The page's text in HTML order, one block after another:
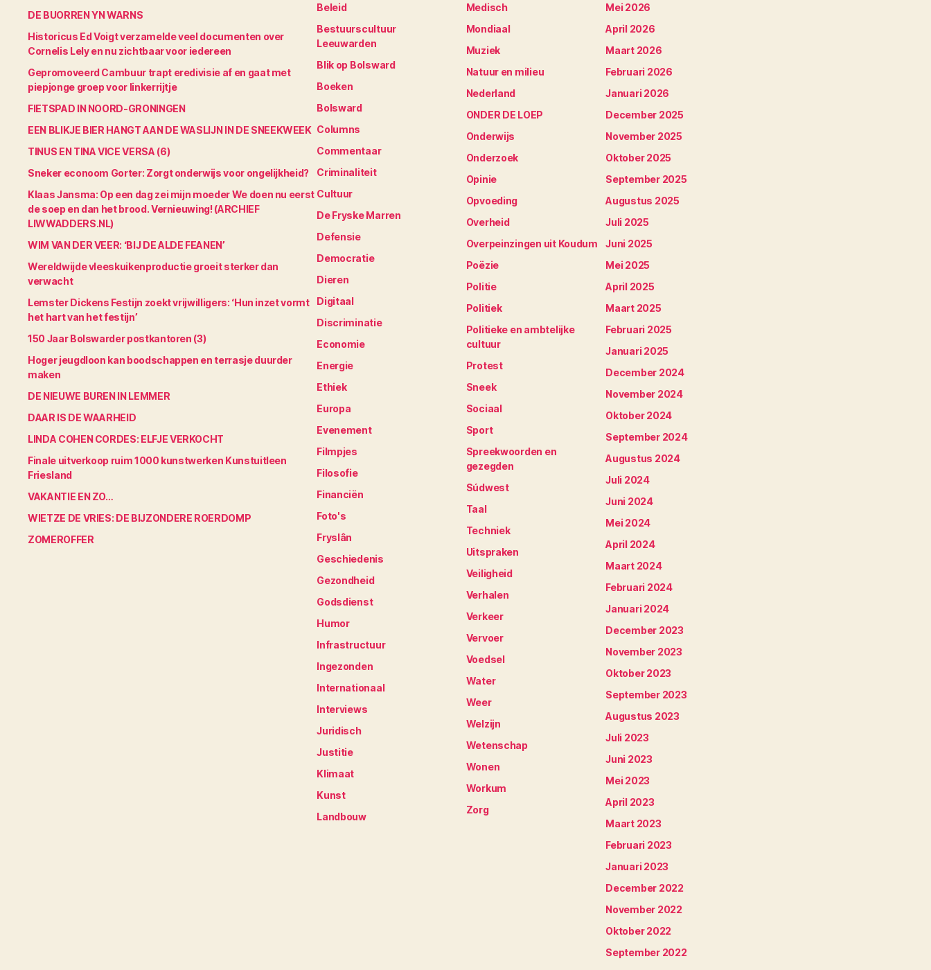
DE BUORREN YN WARNS
Historicus Ed Voigt verzamelde veel documenten over
Cornelis Lely en nu zichtbaar voor iedereen
Gepromoveerd Cambuur trapt eredivisie af en gaat met
piepjonge groep voor linkerrijtje
FIETSPAD IN NOORD-GRONINGEN
EEN BLIKJE BIER HANGT AAN DE WASLIJN IN DE SNEEKWEEK
TINUS EN TINA VICE VERSA (6)
Sneker econoom Gorter: Zorgt onderwijs voor ongelijkheid?
Klaas Jansma: Op een dag zei mijn moeder We doen nu eerst
de soep en dan het brood. Vernieuwing! (ARCHIEF
LIWWADDERS.NL)
WIM VAN DER VEER: ‘BIJ DE ALDE FEANEN’
Wereldwijde vleeskuikenproductie groeit sterker dan
verwacht
Lemster Dickens Festijn zoekt vrijwilligers: ‘Hun inzet vormt
het hart van het festijn’
150 Jaar Bolswarder postkantoren (3)
Hoger jeugdloon kan boodschappen en terrasje duurder
maken
DE NIEUWE BUREN IN LEMMER
DAAR IS DE WAARHEID
LINDA COHEN CORDES: ELFJE VERKOCHT
Finale uitverkoop ruim 1000 kunstwerken Kunstuitleen
Friesland
VAKANTIE EN ZO…
WIETZE DE VRIES: DE BIJZONDERE ROERDOMP
ZOMEROFFER
Beleid
Bestuurscultuur
Leeuwarden
Blik op Bolsward
Boeken
Bolsward
Columns
Commentaar
Criminaliteit
Cultuur
De Fryske Marren
Defensie
Democratie
Dieren
Digitaal
Discriminatie
Economie
Energie
Ethiek
Europa
Evenement
Filmpjes
Filosofie
Financiën
Foto's
Fryslân
Geschiedenis
Gezondheid
Godsdienst
Humor
Infrastructuur
Ingezonden
Internationaal
Interviews
Juridisch
Justitie
Klimaat
Kunst
Landbouw
Medisch
Mondiaal
Muziek
Natuur en milieu
Nederland
ONDER DE LOEP
Onderwijs
Onderzoek
Opinie
Opvoeding
Overheid
Overpeinzingen uit Koudum
Poëzie
Politie
Politiek
Politieke en ambtelijke
cultuur
Protest
Sneek
Sociaal
Sport
Spreekwoorden en
gezegden
Súdwest
Taal
Techniek
Uitspraken
Veiligheid
Verhalen
Verkeer
Vervoer
Voedsel
Water
Weer
Welzijn
Wetenschap
Wonen
Workum
Zorg
Mei 2026
April 2026
Maart 2026
Februari 2026
Januari 2026
December 2025
November 2025
Oktober 2025
September 2025
Augustus 2025
Juli 2025
Juni 2025
Mei 2025
April 2025
Maart 2025
Februari 2025
Januari 2025
December 2024
November 2024
Oktober 2024
September 2024
Augustus 2024
Juli 2024
Juni 2024
Mei 2024
April 2024
Maart 2024
Februari 2024
Januari 2024
December 2023
November 2023
Oktober 2023
September 2023
Augustus 2023
Juli 2023
Juni 2023
Mei 2023
April 2023
Maart 2023
Februari 2023
Januari 2023
December 2022
November 2022
Oktober 2022
September 2022